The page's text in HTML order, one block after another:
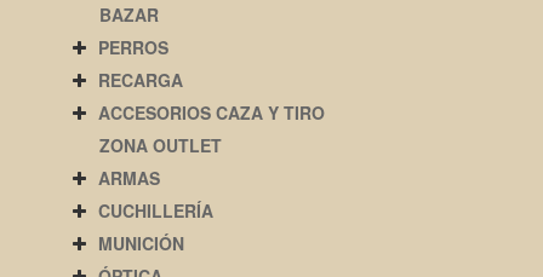
BAZAR
PERROS
RECARGA
ACCESORIOS CAZA Y TIRO
ZONA OUTLET
ARMAS
CUCHILLERÍA
MUNICIÓN